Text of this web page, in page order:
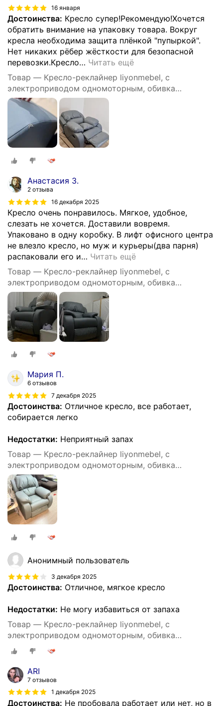
16 января
Достоинства: Кресло супер!Рекомендую!Хочется
обратить внимание на упаковку товара. Вокруг
кресла необходима защита плёнкой "пупыркой".
Нет никаких рёбер жёсткости для безопасной
перевозки.Кресло… Читать ещё
Товар — Кресло-реклайнер liyonmebel, с
электроприводом одномоторным, обивка
искусственная кожа, цвет серый
Анастасия З.
2 отзыва
16 декабря 2025
Кресло очень понравилось. Мягкое, удобное,
слезать не хочется. Доставили вовремя.
Упаковано в одну коробку. В лифт офисного центра
не влезло кресло, но муж и курьеры(два парня)
распаковали его и… Читать ещё
Товар — Кресло-реклайнер liyonmebel, с
электроприводом одномоторным, обивка
искусственная кожа, цвет серый
Мария П.
6 отзывов
7 декабря 2025
Достоинства: Отличное кресло, все работает,
собирается легко
Недостатки: Неприятный запах
Товар — Кресло-реклайнер liyonmebel, с
электроприводом одномоторным, обивка
искусственная кожа, цвет серый
Анонимный пользователь
3 декабря 2025
Достоинства: Отличное, мягкое кресло
Недостатки: Не могу избавиться от запаха
Товар — Кресло-реклайнер liyonmebel, с
электроприводом одномоторным, обивка
искусственная кожа, цвет серый
ARI
7 отзывов
1 декабря 2025
Достоинства: Не пробовала работает или нет, но в